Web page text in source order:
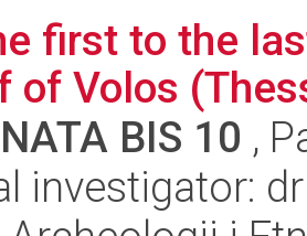
first to the
of Volos
BIS 10 ,
investigator: